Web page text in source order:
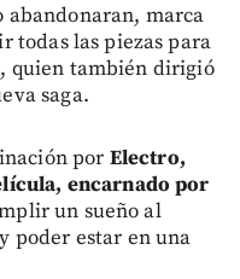
abandonaran, marca
todas las piezas para
quien también dirigió
saga.
por Electro,
encarnado por
un sueño al
poder estar en una